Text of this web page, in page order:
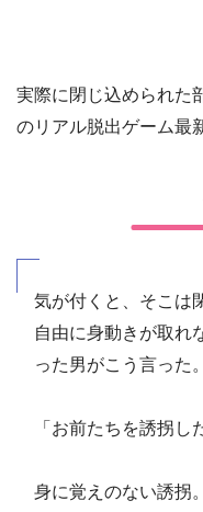
実際に閉じ込められた
のリアル脱出ゲーム最
気が付くと、そこは
自由に身動きが取れ
った男がこう言った。
「お前たちを誘拐し
身に覚えのない誘拐。